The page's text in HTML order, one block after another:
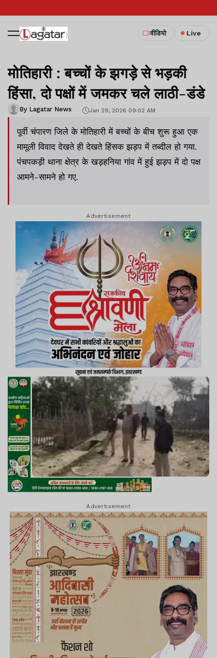
वीडियो Live
मोतिहारी : बच्चों के झगड़े से भड़की
हिंसा, दो पक्षों में जमकर चले लाठी-डंडे
By Lagatar News Jan 29, 2026 09:02 AM
पूर्वी चंपारण जिले के मोतिहारी में बच्चों के बीच शुरू हुआ एक
मामूली विवाद देखते ही देखते हिंसक झड़प में तब्दील हो गया.
पंचपकड़ी थाना क्षेत्र के खड़हनिया गांव में हुई झड़प में दो पक्ष
आमने-सामने हो गए.
Advertisement
Advertisement